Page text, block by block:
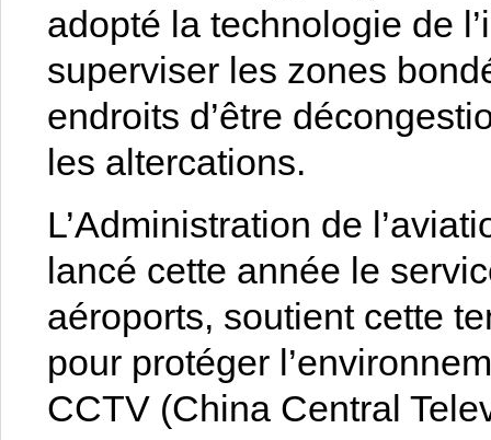
adopté la technologie de
superviser les zones
endroits d’être
les altercations.
L’Administration de
lancé cette année le
aéroports, soutient cette
pour protéger
CCTV (China Central